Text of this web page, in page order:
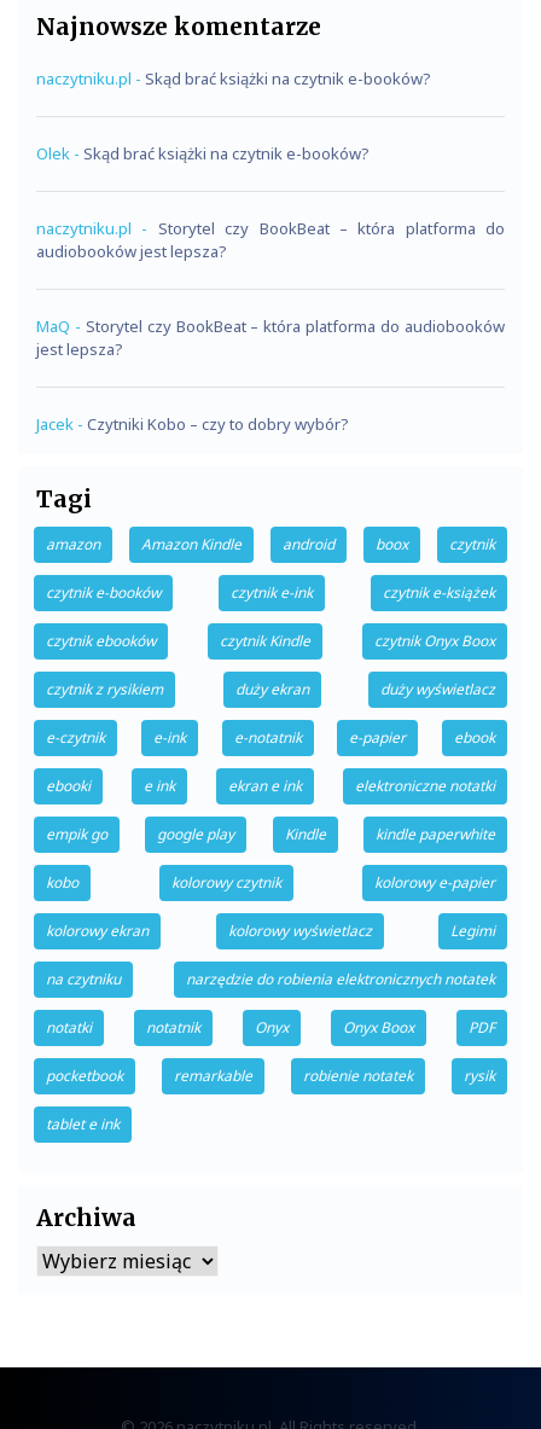
Najnowsze komentarze
naczytniku.pl - Skąd brać książki na czytnik e-booków?
Olek - Skąd brać książki na czytnik e-booków?
naczytniku.pl - Storytel czy BookBeat – która platforma do
audiobooków jest lepsza?
MaQ - Storytel czy BookBeat – która platforma do audiobooków
jest lepsza?
Jacek - Czytniki Kobo – czy to dobry wybór?
Tagi
amazon Amazon Kindle android boox czytnik
czytnik e-booków czytnik e-ink czytnik e-książek
czytnik ebooków czytnik Kindle czytnik Onyx Boox
czytnik z rysikiem duży ekran duży wyświetlacz
e-czytnik e-ink e-notatnik e-papier ebook
ebooki e ink ekran e ink elektroniczne notatki
empik go google play Kindle kindle paperwhite
kobo kolorowy czytnik kolorowy e-papier
kolorowy ekran kolorowy wyświetlacz Legimi
na czytniku narzędzie do robienia elektronicznych notatek
notatki notatnik Onyx Onyx Boox PDF
pocketbook remarkable robienie notatek rysik
tablet e ink
Archiwa
Archiwa